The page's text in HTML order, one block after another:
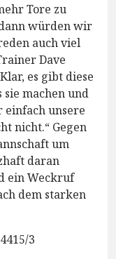
Tore zu
würden wir
auch viel
Dave
es gibt diese
sie machen und
einfach unsere
nicht.“ Gegen
um
daran
ein Weckruf
dem starken
3